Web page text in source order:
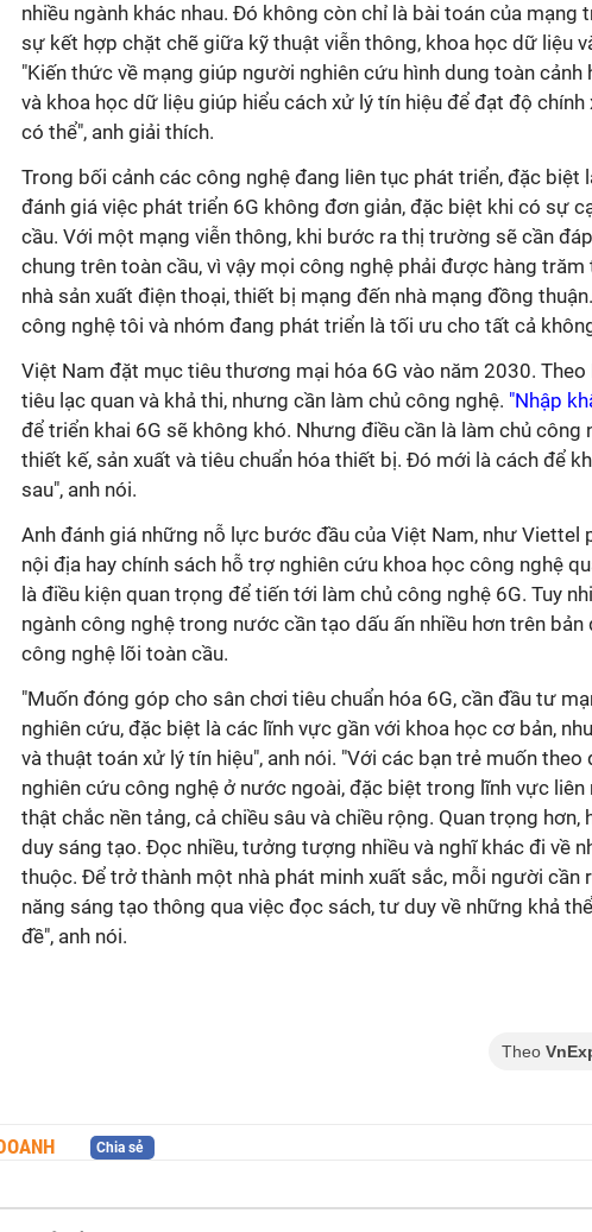
nhiều ngành khác nhau. Đó không còn chỉ là bài toán của mạng
sự kết hợp chặt chẽ giữa kỹ thuật viễn thông, khoa học dữ liệu
"Kiến thức về mạng giúp người nghiên cứu hình dung toàn cảnh
và khoa học dữ liệu giúp hiểu cách xử lý tín hiệu để đạt độ
có thể", anh giải thích.
Trong bối cảnh các công nghệ đang liên tục phát triển, đặc biệt
đánh giá việc phát triển 6G không đơn giản, đặc biệt khi có sự
cầu. Với một mạng viễn thông, khi bước ra thị trường sẽ cần
chung trên toàn cầu, vì vậy mọi công nghệ phải được hàng
nhà sản xuất điện thoại, thiết bị mạng đến nhà mạng đồng
công nghệ tôi và nhóm đang phát triển là tối ưu cho tất cả
Việt Nam đặt mục tiêu thương mại hóa 6G vào năm 2030. Theo
tiêu lạc quan và khả thi, nhưng cần làm chủ công nghệ. "Nhập
để triển khai 6G sẽ không khó. Nhưng điều cần là làm chủ công
thiết kế, sản xuất và tiêu chuẩn hóa thiết bị. Đó mới là cách để
sau", anh nói.
Anh đánh giá những nỗ lực bước đầu của Việt Nam, như Viettel
nội địa hay chính sách hỗ trợ nghiên cứu khoa học công nghệ
là điều kiện quan trọng để tiến tới làm chủ công nghệ 6G. Tuy
ngành công nghệ trong nước cần tạo dấu ấn nhiều hơn trên bản
công nghệ lõi toàn cầu.
"Muốn đóng góp cho sân chơi tiêu chuẩn hóa 6G, cần đầu tư
nghiên cứu, đặc biệt là các lĩnh vực gần với khoa học cơ bản,
và thuật toán xử lý tín hiệu", anh nói. "Với các bạn trẻ muốn theo
nghiên cứu công nghệ ở nước ngoài, đặc biệt trong lĩnh vực liên
thật chắc nền tảng, cả chiều sâu và chiều rộng. Quan trọng hơn,
duy sáng tạo. Đọc nhiều, tưởng tượng nhiều và nghĩ khác đi về
thuộc. Để trở thành một nhà phát minh xuất sắc, mỗi người cần
năng sáng tạo thông qua việc đọc sách, tư duy về những khả
đề", anh nói.
Theo
Chia sẻ